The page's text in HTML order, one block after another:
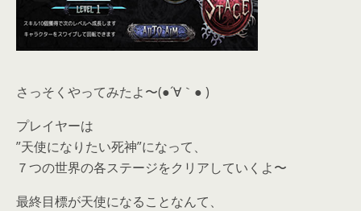
さっそくやってみたよ〜(●´∀｀● )
プレイヤーは
”天使になりたい死神”になって、
７つの世界の各ステージをクリアしていくよ〜
最終目標が天使になることなんて、